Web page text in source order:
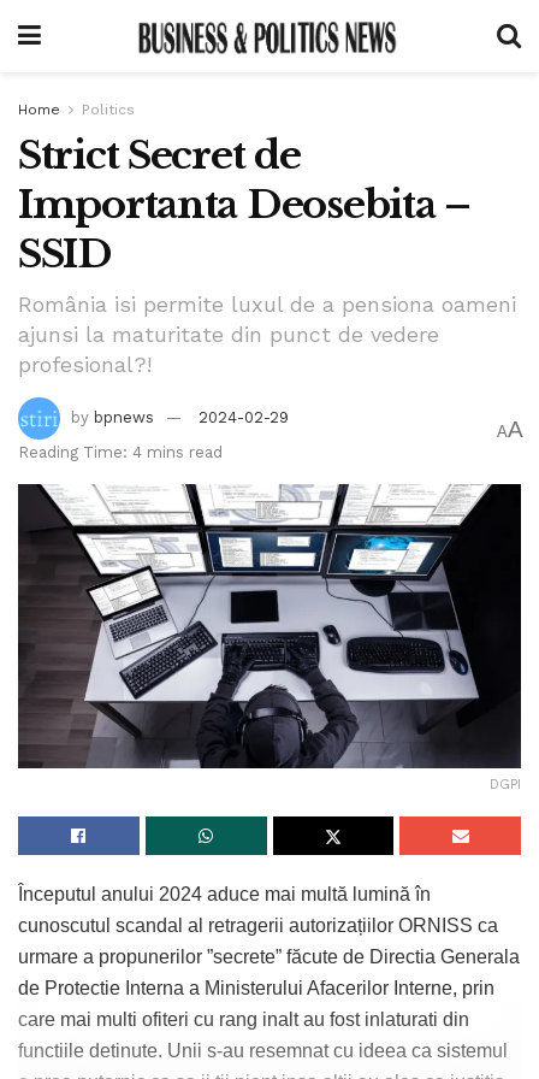
Home Politics
Strict Secret de
Importanta Deosebita –
SSID
România isi permite luxul de a pensiona oameni
ajunsi la maturitate din punct de vedere
profesional?!
by bpnews
2024-02-29
Reading Time: 4 mins read
AA
DGPI
Începutul anului 2024 aduce mai multă lumină în
cunoscutul scandal al retragerii autorizațiilor ORNISS ca
urmare a propunerilor ”secrete” făcute de Directia Generala
de Protectie Interna a Ministerului Afacerilor Interne, prin
care mai multi ofiteri cu rang inalt au fost inlaturati din
functiile detinute. Unii s-au resemnat cu ideea ca sistemul